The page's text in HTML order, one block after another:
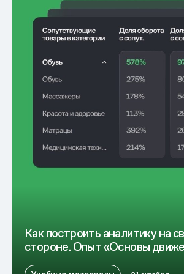
Как построить аналитику на
стороне. Опыт «Основы